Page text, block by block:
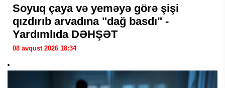
Soyuq çaya və yeməyə görə şişi
qızdırıb arvadına "dağ basdı" -
Yardımlıda DƏHŞƏT
08 avqust 2026 18:34